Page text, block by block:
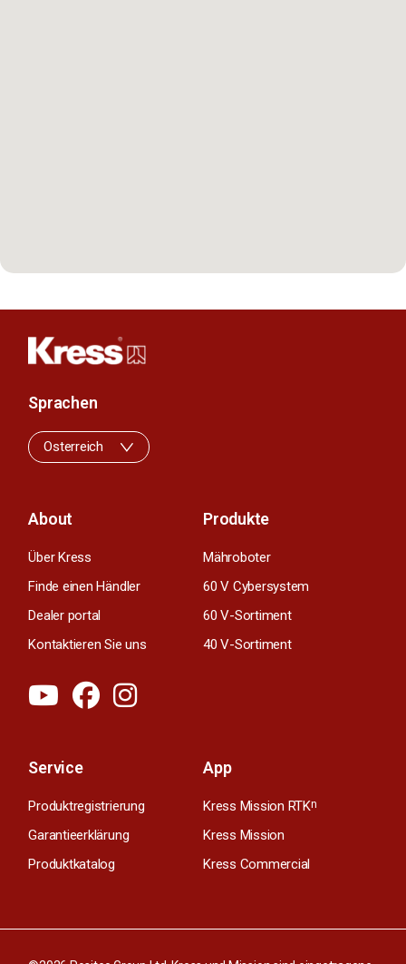
About
Über Kress
Finde einen Händler
Dealer portal
Kontaktieren Sie uns
Produkte
Mähroboter
60 V Cybersystem
60 V-Sortiment
40 V-Sortiment
Service
Produktregistrierung
Garantieerklärung
Produktkatalog
App
Kress Mission RTKn
Kress Mission
Kress Commercial
Sprachen
Osterreich